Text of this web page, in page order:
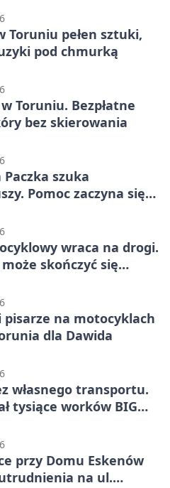
Toruniu pełen sztuki,
pod chmurką
Toruniu. Bezpłatne
bez skierowania
szuka
Pomoc zaczyna się
wraca na drogi.
może skończyć się
na motocyklach
dla Dawida
własnego transportu.
tysiące worków BIG
przy Domu Eskenów
na ul.